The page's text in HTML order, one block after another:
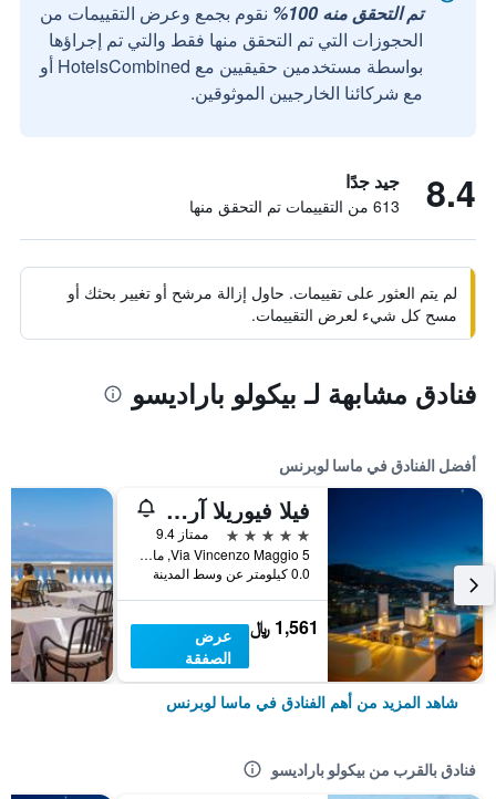
تم التحقق منه 100%
نقوم بجمع وعرض التقييمات من
الحجوزات التي تم التحقق منها فقط والتي تم إجراؤها
بواسطة مستخدمين حقيقيين مع HotelsCombined أو
مع شركائنا الخارجيين الموثوقين.
8.4 جيد جدًا
613 من التقييمات تم التحقق منها
لم يتم العثور على تقييمات. حاول إزالة مرشح أو تغيير بحثك أو
مسح كل شيء لعرض التقييمات.
فنادق مشابهة لـ بيكولو باراديسو
أفضل الفنادق في ماسا لوبرنس
فيلا فيوريلا آرت هوتل
5 نجوم
ممتاز 9.4
Via Vincenzo Maggio 5, ماسا لوبرنس, مقاطعة نابولي, إيطاليا
0.0 كيلومتر عن وسط المدينة
1,561 ﷼
عرض
الصفقة
شاهد المزيد من أهم الفنادق في ماسا لوبرنس
فنادق بالقرب من بيكولو باراديسو